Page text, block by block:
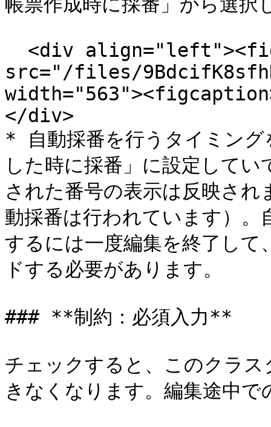
src="/files/
</div>
* 自動採番を行うタイミング
した時に採番」に設定して
された番号の表示は反映さ
動採番は行われています）。
するには一度編集を終了して
ドする必要があります。
### **制約：必須入力**
チェックすると、このクラ
きなくなります。編集途中で